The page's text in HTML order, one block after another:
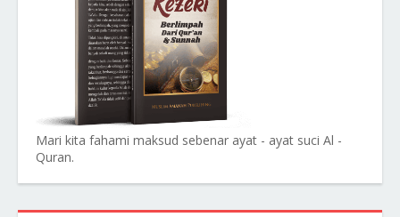
Mari kita fahami maksud sebenar ayat - ayat suci Al -
Quran.